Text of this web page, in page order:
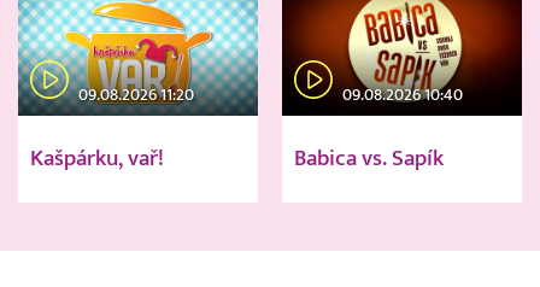
09.08.2026 11:20
Kašpárku, vař!
09.08.2026 10:40
Babica vs. Sapík